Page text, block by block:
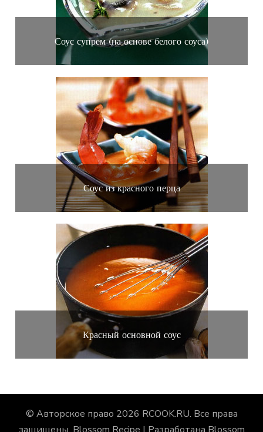
Соус супрем (на основе белого соуса)
Соус из красного перца
Красный основной соус
© Авторское право 2026 RCOOK.RU. Все права